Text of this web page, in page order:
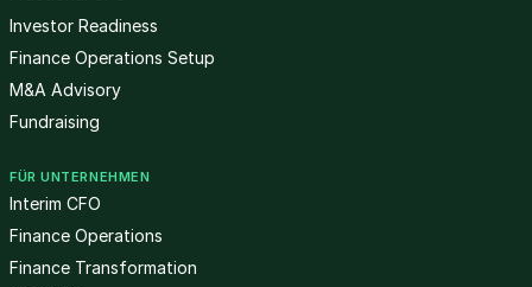
Investor Readiness
Finance Operations Setup
M&A Advisory
Fundraising
FÜR UNTERNEHMEN
Interim CFO
Finance Operations
Finance Transformation